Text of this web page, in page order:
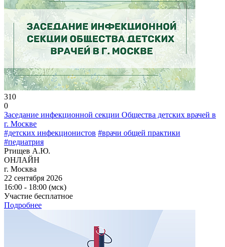
310
0
Заседание инфекционной секции Общества детских врачей в
г. Москве
#детских инфекционистов #врачи общей практики
#педиатрия
Ртищев А.Ю.
ОНЛАЙН
г. Москва
22 сентября 2026
16:00 - 18:00 (мск)
Участие бесплатное
Подробнее